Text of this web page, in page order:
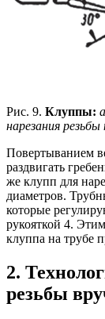
Рис. 9. Клуппы:
нарезания
Повертыванием
раздвигать
же клупп для
диаметров.
которые
рукояткой 4.
клуппа на трубе
2.
резьбы